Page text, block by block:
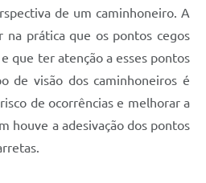
de um caminhoneiro. A
na prática que os pontos cegos
que ter atenção a esses pontos
de visão dos caminhoneiros é
de ocorrências e melhorar a
houve a adesivação dos pontos